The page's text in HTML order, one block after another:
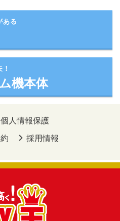
ある
機本体
個人情報保護
採用情報